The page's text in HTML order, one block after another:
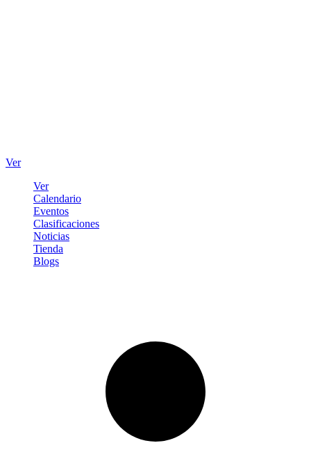
Ver
Ver
Calendario
Eventos
Clasificaciones
Noticias
Tienda
Blogs